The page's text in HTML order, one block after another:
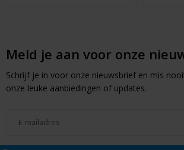
Meld je aan voor onze
Schrijf je in voor onze nieuwsbrief en mis
onze leuke aanbiedingen of updates.